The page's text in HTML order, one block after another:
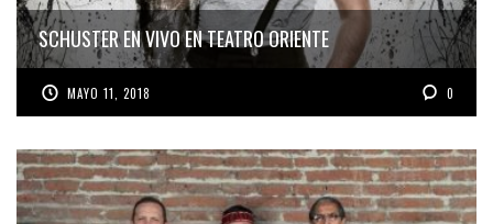
SCHUSTER EN VIVO EN TEATRO ORIENTE
MAYO 11, 2018 0